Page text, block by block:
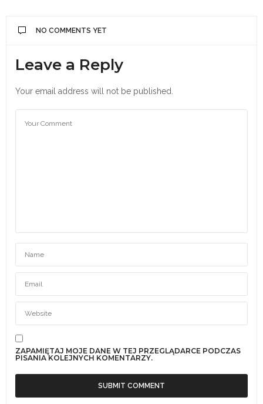
NO COMMENTS YET
Leave a Reply
Your email address will not be published.
ZAPAMIĘTAJ MOJE DANE W TEJ PRZEGLĄDARCE PODCZAS
PISANIA KOLEJNYCH KOMENTARZY.